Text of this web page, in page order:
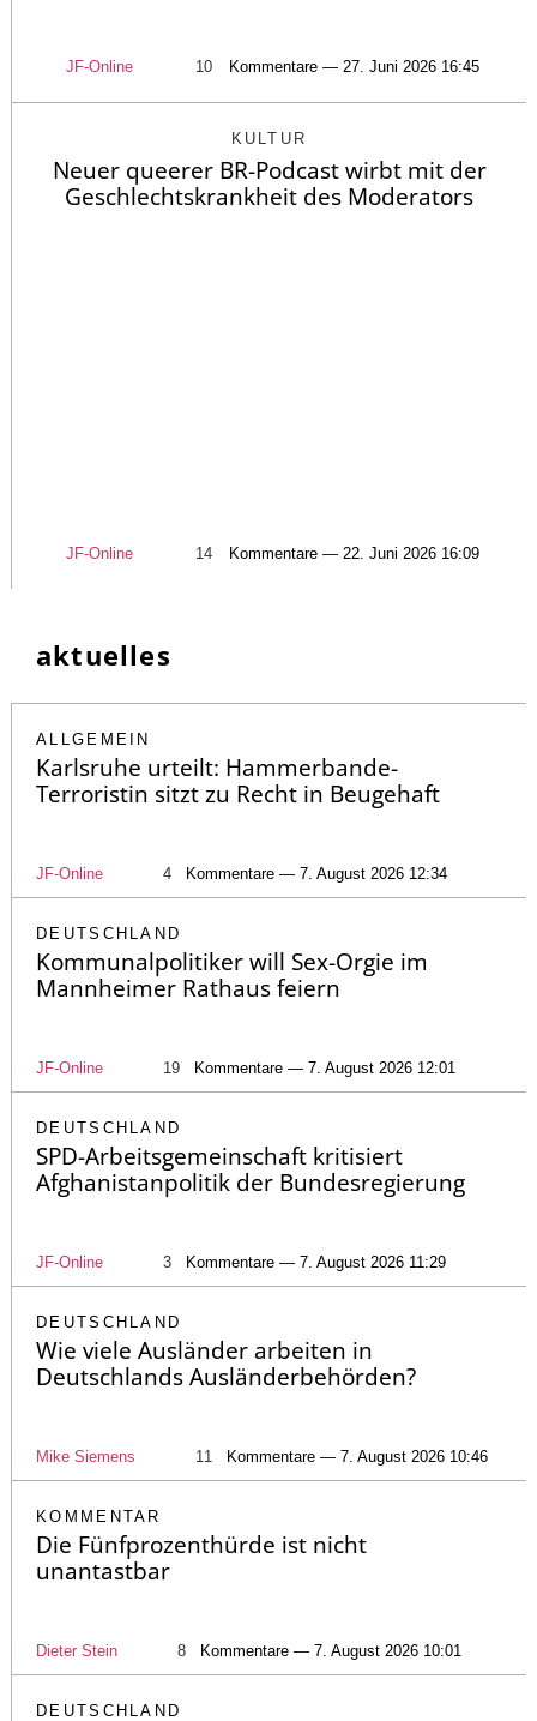
JF-Online 10 Kommentare — 27. Juni 2026 16:45
KULTUR
Neuer queerer BR-Podcast wirbt mit der
Geschlechtskrankheit des Moderators
JF-Online 14 Kommentare — 22. Juni 2026 16:09
aktuelles
ALLGEMEIN
Karlsruhe urteilt: Hammerbande-
Terroristin sitzt zu Recht in Beugehaft
JF-Online 4 Kommentare — 7. August 2026 12:34
DEUTSCHLAND
Kommunalpolitiker will Sex-Orgie im
Mannheimer Rathaus feiern
JF-Online 19 Kommentare — 7. August 2026 12:01
DEUTSCHLAND
SPD-Arbeitsgemeinschaft kritisiert
Afghanistanpolitik der Bundesregierung
JF-Online 3 Kommentare — 7. August 2026 11:29
DEUTSCHLAND
Wie viele Ausländer arbeiten in
Deutschlands Ausländerbehörden?
Mike Siemens 11 Kommentare — 7. August 2026 10:46
KOMMENTAR
Die Fünfprozenthürde ist nicht
unantastbar
Dieter Stein 8 Kommentare — 7. August 2026 10:01
DEUTSCHLAND